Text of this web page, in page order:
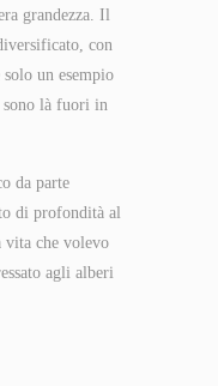
grandezza. Il
con
un esempio
là fuori in
da parte
di profondità al
che volevo
agli alberi